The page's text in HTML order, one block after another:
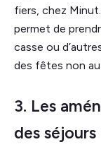
fiers, chez
permet de
casse ou
des fêtes non
3. Les
des